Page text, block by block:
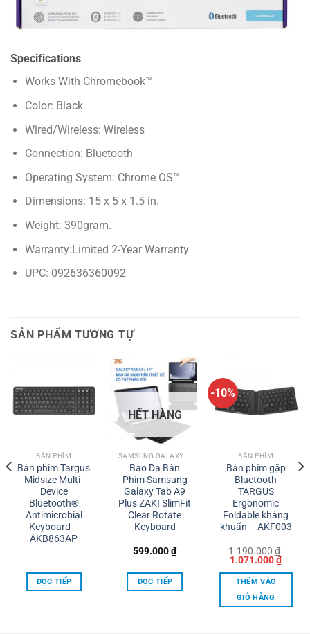
Specifications
Works With Chromebook™
Color: Black
Wired/Wireless: Wireless
Connection: Bluetooth
Operating System: Chrome OS™
Dimensions: 15 x 5 x 1.5 in.
Weight: 390gram.
Warranty:Limited 2-Year Warranty
UPC: 092636360092
SẢN PHẨM TƯƠNG TỰ
BÀN PHÍM
Bàn phím Targus
Midsize Multi-
Device
Bluetooth®
Antimicrobial
Keyboard –
AKB863AP
ĐỌC TIẾP
HẾT HÀNG
Bao Da Bàn
Phím Samsung
Galaxy Tab A9
Plus ZAKI SlimFit
Clear Rotate
Keyboard
599.000₫
ĐỌC TIẾP
-10%
BÀN PHÍM
Bàn phím gập
Bluetooth
TARGUS
Ergonomic
Foldable kháng
khuẩn – AKF003
1.190.000₫
Giá
là:
1.190.000 ₫.
1.071.000₫Giá
hiện
tại
THÊM VÀO
GIỎ HÀNG